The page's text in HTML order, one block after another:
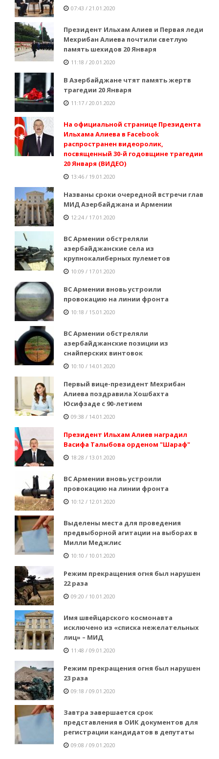
07:43 / 21.01.2020
Президент Ильхам Алиев и Первая леди
Мехрибан Алиева почтили светлую
память шехидов 20 Января
11:18 / 20.01.2020
В Азербайджане чтят память жертв
трагедии 20 Января
11:17 / 20.01.2020
На официальной странице Президента
Ильхама Алиева в Facebook
распространен видеоролик,
посвященный 30-й годовщине трагедии
20 Января (ВИДЕО)
13:46 / 19.01.2020
Названы сроки очередной встречи глав
МИД Азербайджана и Армении
12:24 / 17.01.2020
ВС Армении обстреляли
азербайджанские села из
крупнокалиберных пулеметов
10:09 / 17.01.2020
ВС Армении вновь устроили
провокацию на линии фронта
10:18 / 15.01.2020
ВС Армении обстреляли
азербайджанские позиции из
снайперских винтовок
10:10 / 14.01.2020
Первый вице-президент Мехрибан
Алиева поздравила Хошбахта
Юсифзаде с 90-летием
09:38 / 14.01.2020
Президент Ильхам Алиев наградил
Васифа Талыбова орденом "Шараф"
18:28 / 13.01.2020
ВС Армении вновь устроили
провокацию на линии фронта
10:12 / 12.01.2020
Выделены места для проведения
предвыборной агитации на выборах в
Милли Меджлис
10:10 / 10.01.2020
Режим прекращения огня был нарушен
22 раза
09:20 / 10.01.2020
Имя швейцарского космонавта
исключено из «списка нежелательных
лиц» – МИД
11:48 / 09.01.2020
Режим прекращения огня был нарушен
23 раза
09:18 / 09.01.2020
Завтра завершается срок
представления в ОИК документов для
регистрации кандидатов в депутаты
09:08 / 09.01.2020